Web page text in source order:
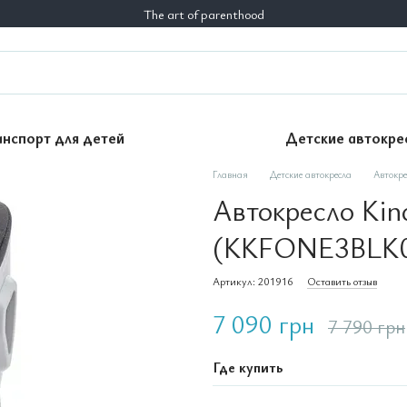
The art of parenthood
для детей Детские
Главная Детские автокресла
Автокресло
Артикул: 201916 Оставить отзыв
7 090 грн 7 790 грн
Где купить